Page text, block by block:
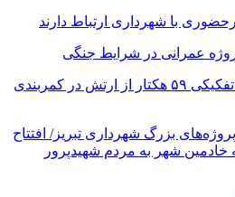
آماده‌سازی نقشه‌های تفکیکی ۵۹ هکتار از ارتش در کمربندی
بزرگ شهرداری تبریز/ افتتاح
شهر به مردم شهیدپرور